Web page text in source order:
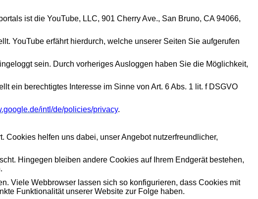
ist die YouTube, LLC, 901 Cherry Ave., San Bruno, CA 94066,
YouTube erfährt hierdurch, welche unserer Seiten Sie aufgerufen
sein. Durch vorheriges Ausloggen haben Sie die Möglichkeit,
ein berechtigtes Interesse im Sinne von Art. 6 Abs. 1 lit. f DSGVO
intl/de/policies/privacy.
Cookies helfen uns dabei, unser Angebot nutzerfreundlicher,
Hingegen bleiben andere Cookies auf Ihrem Endgerät bestehen,
Viele Webbrowser lassen sich so konfigurieren, dass Cookies mit
Funktionalität unserer Website zur Folge haben.